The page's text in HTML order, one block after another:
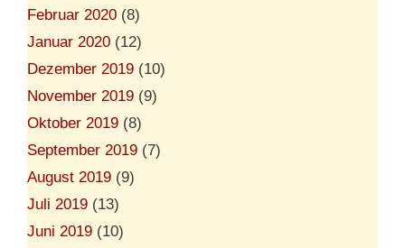
Februar 2020 (8)
Januar 2020 (12)
Dezember 2019 (10)
November 2019 (9)
Oktober 2019 (8)
September 2019 (7)
August 2019 (9)
Juli 2019 (13)
Juni 2019 (10)